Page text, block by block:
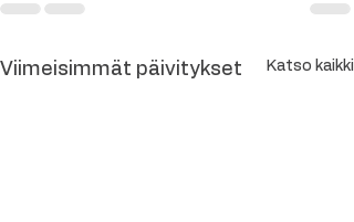
Viimeisimmät päivitykset Katso kaikki